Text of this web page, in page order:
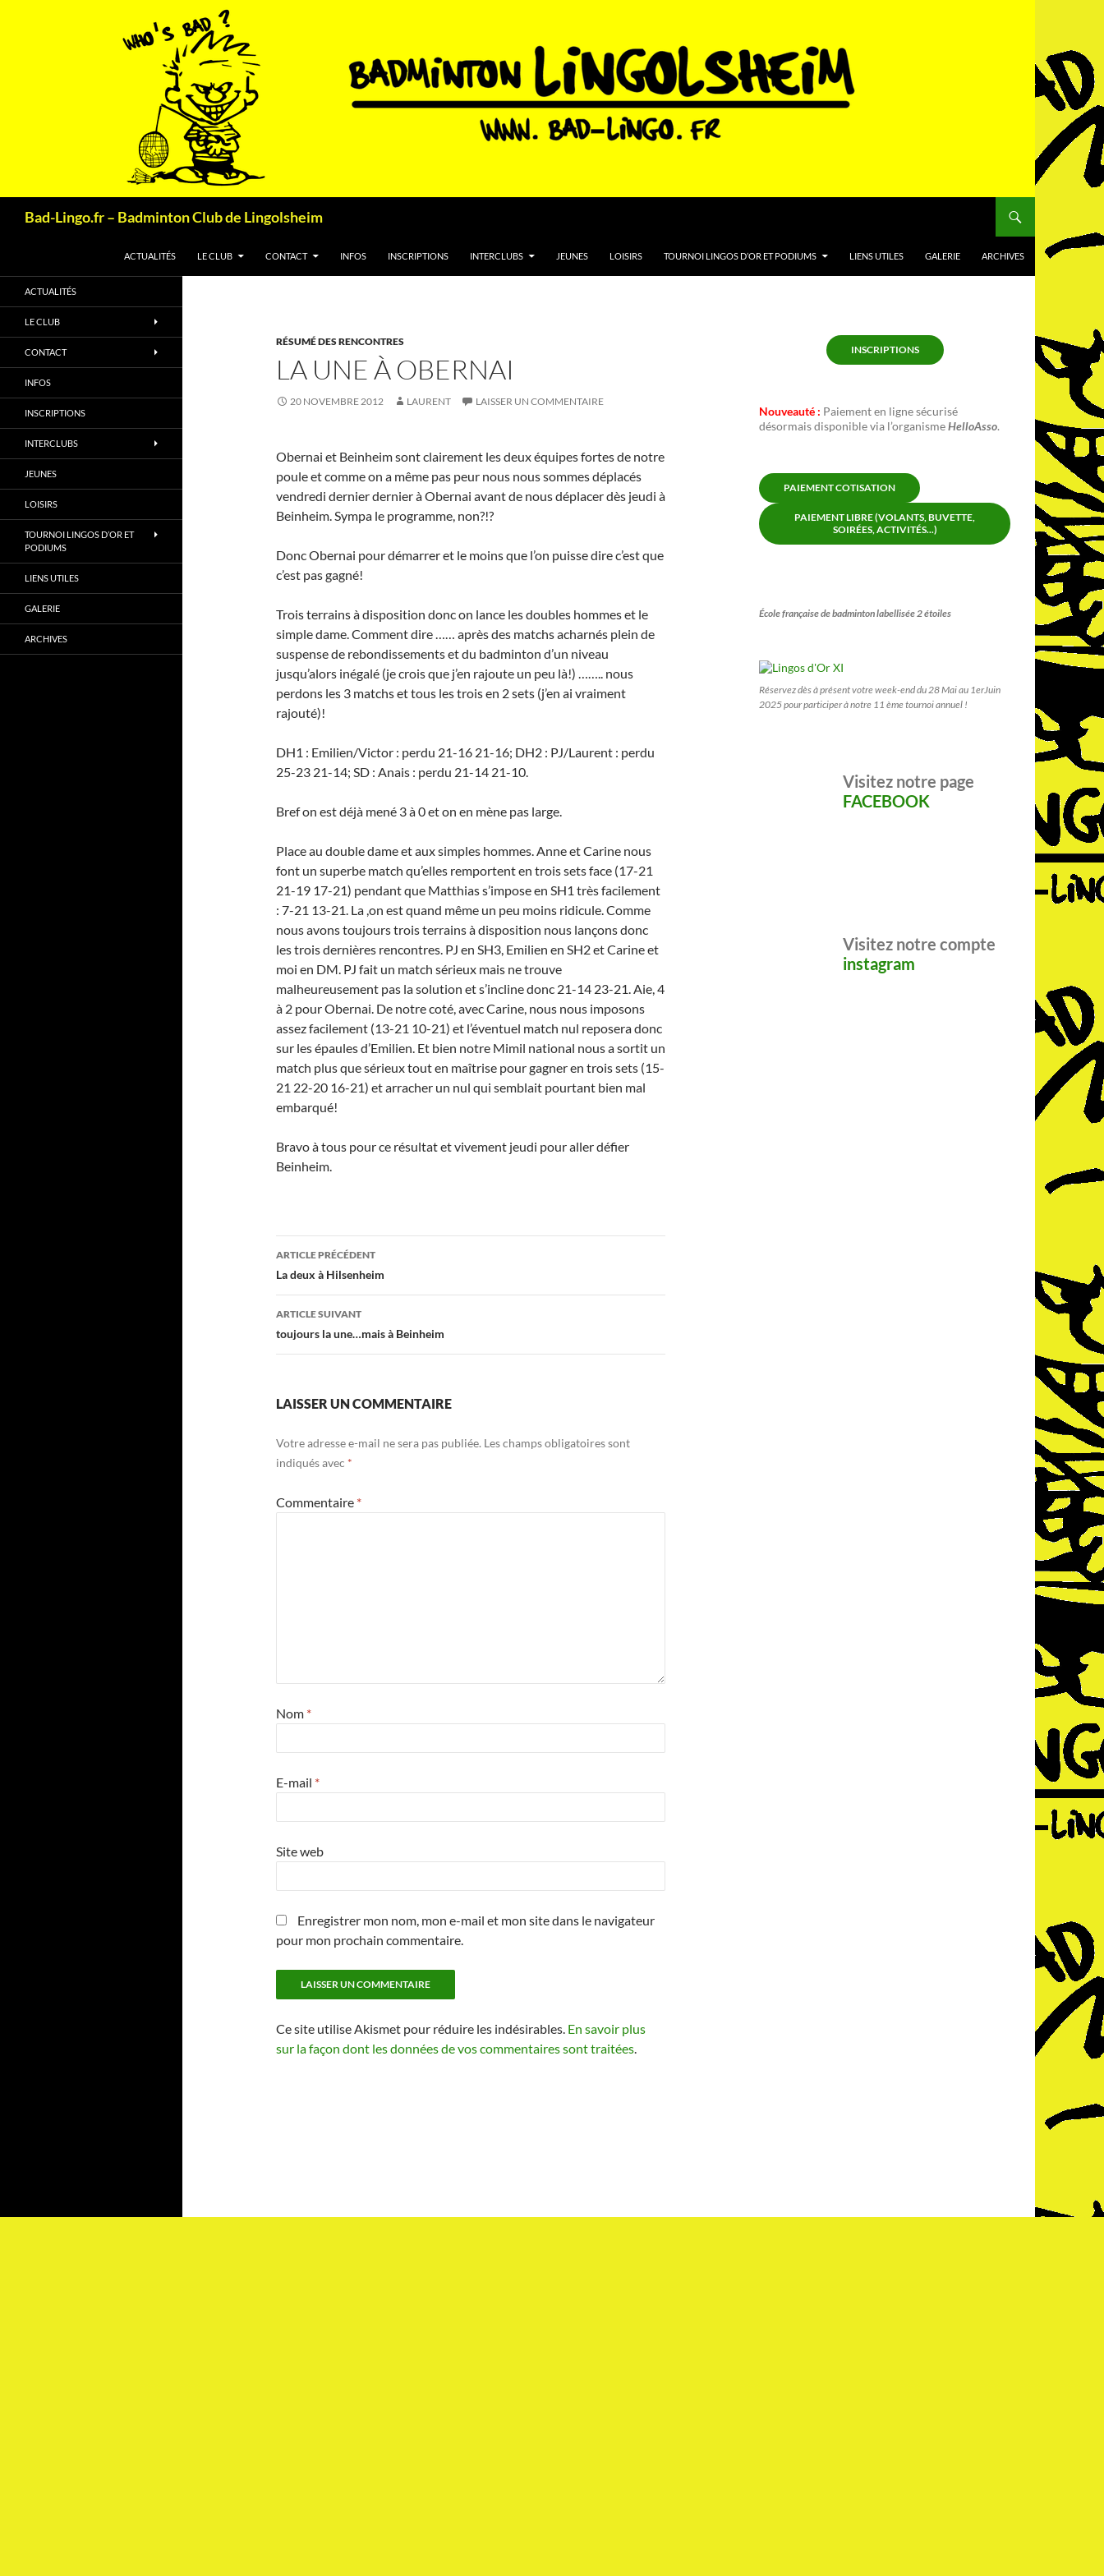
Bad-Lingo.fr – Badminton Club de Lingolsheim
ACTUALITÉS LE CLUB CONTACT INFOS INSCRIPTIONS INTERCLUBS JEUNES LOISIRS TOURNOI LINGOS D’OR ET PODIUMS LIENS UTILES GALERIE ARCHIVES
RÉSUMÉ DES RENCONTRES
LA UNE À OBERNAI
20 NOVEMBRE 2012 LAURENT LAISSER UN COMMENTAIRE
Obernai et Beinheim sont clairement les deux équipes fortes de notre
poule et comme on a même pas peur nous nous sommes déplacés
vendredi dernier dernier à Obernai avant de nous déplacer dès jeudi à
Beinheim. Sympa le programme, non?!?
Donc Obernai pour démarrer et le moins que l’on puisse dire c’est que
c’est pas gagné!
Trois terrains à disposition donc on lance les doubles hommes et le
simple dame. Comment dire …… après des matchs acharnés plein de
suspense de rebondissements et du badminton d’un niveau
jusqu’alors inégalé (je crois que j’en rajoute un peu là!) …….. nous
perdons les 3 matchs et tous les trois en 2 sets (j’en ai vraiment
rajouté)!
DH1 : Emilien/Victor : perdu 21-16 21-16; DH2 : PJ/Laurent : perdu
25-23 21-14; SD : Anais : perdu 21-14 21-10.
Bref on est déjà mené 3 à 0 et on en mène pas large.
Place au double dame et aux simples hommes. Anne et Carine nous
font un superbe match qu’elles remportent en trois sets face (17-21
21-19 17-21) pendant que Matthias s’impose en SH1 très facilement
: 7-21 13-21. La ,on est quand même un peu moins ridicule. Comme
nous avons toujours trois terrains à disposition nous lançons donc
les trois dernières rencontres. PJ en SH3, Emilien en SH2 et Carine et
moi en DM. PJ fait un match sérieux mais ne trouve
malheureusement pas la solution et s’incline donc 21-14 23-21. Aie, 4
à 2 pour Obernai. De notre coté, avec Carine, nous nous imposons
assez facilement (13-21 10-21) et l’éventuel match nul reposera donc
sur les épaules d’Emilien. Et bien notre Mimil national nous a sortit un
match plus que sérieux tout en maîtrise pour gagner en trois sets (15-
21 22-20 16-21) et arracher un nul qui semblait pourtant bien mal
embarqué!
Bravo à tous pour ce résultat et vivement jeudi pour aller défier
Beinheim.
Navigation
des
articles
ARTICLE PRÉCÉDENT
La deux à Hilsenheim
ARTICLE SUIVANT
toujours la une…mais à Beinheim
LAISSER UN COMMENTAIRE
Votre adresse e-mail ne sera pas publiée. Les champs obligatoires sont
indiqués avec *
Commentaire *
Nom *
E-mail *
Site web
Enregistrer mon nom, mon e-mail et mon site dans le navigateur
pour mon prochain commentaire.
Ce site utilise Akismet pour réduire les indésirables. En savoir plus
sur la façon dont les données de vos commentaires sont traitées.
INSCRIPTIONS
Nouveauté : Paiement en ligne sécurisé
désormais disponible via l’organismeHelloAsso.
PAIEMENT COTISATION
PAIEMENT LIBRE (VOLANTS, BUVETTE,
SOIRÉES, ACTIVITÉS...)
École française de badminton labellisée 2 étoiles
Réservez dès à présent votre week-end du 28 Mai au 1erJuin
2025 pour participer à notre 11 ème tournoi annuel !
Visitez notre page
FACEBOOK
Visitez notre compte
instagram
ACTUALITÉS
LE CLUB
CONTACT
INFOS
INSCRIPTIONS
INTERCLUBS
JEUNES
LOISIRS
TOURNOI LINGOS D’OR ET
PODIUMS
LIENS UTILES
GALERIE
ARCHIVES